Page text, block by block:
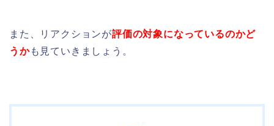
また、リアクションが評価の対象になっているのかど
うかも見ていきましょう。